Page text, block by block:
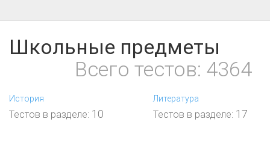
Школьные предметы
Всего тестов: 4364
История
Тестов в разделе: 10
Литература
Тестов в разделе: 17